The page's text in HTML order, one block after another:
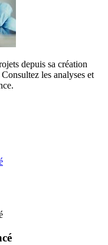
depuis sa création
les analyses et